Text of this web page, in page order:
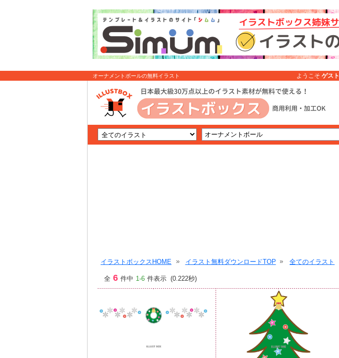
オーナメントボールの無料イラスト ようこそ ゲスト
イラストボックスHOME イラスト無料ダウンロードTOP 全てのイラスト
全 6 件中 1-6 件表示 (0.222秒)